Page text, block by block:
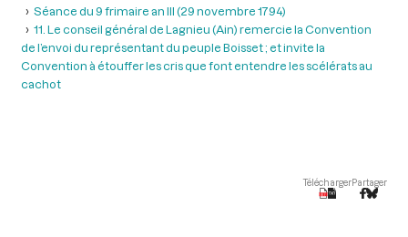
Séance du 9 frimaire an III (29 novembre 1794)
11. Le conseil général de Lagnieu (Ain) remercie la Convention
de l’envoi du représentant du peuple Boisset ; et invite la
Convention à étouffer les cris que font entendre les scélérats au
cachot
TéléchargerPartager